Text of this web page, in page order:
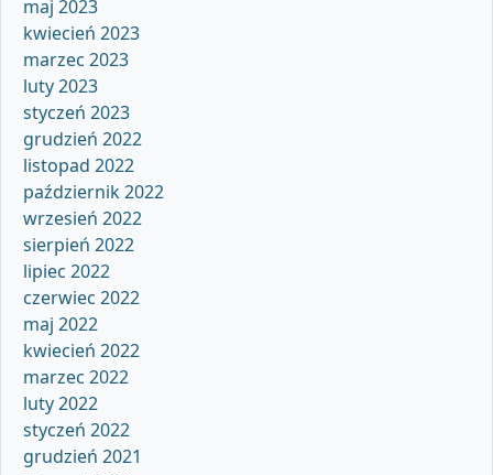
maj 2023
kwiecień 2023
marzec 2023
luty 2023
styczeń 2023
grudzień 2022
listopad 2022
październik 2022
wrzesień 2022
sierpień 2022
lipiec 2022
czerwiec 2022
maj 2022
kwiecień 2022
marzec 2022
luty 2022
styczeń 2022
grudzień 2021